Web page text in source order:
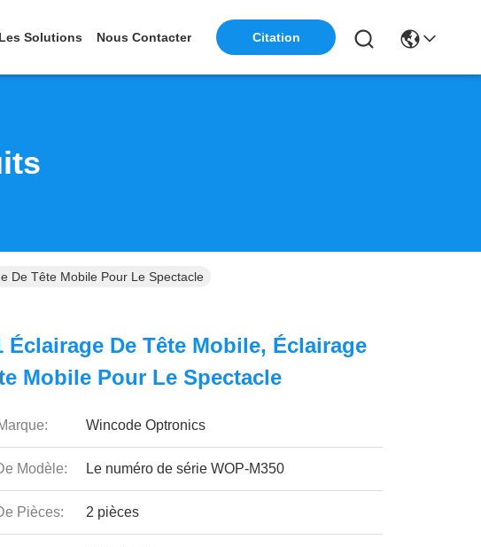
Les Solutions Nous Contacter Citation
De Tête Mobile Pour Le Spectacle
Éclairage De Tête Mobile, Éclairage
Mobile Pour Le Spectacle
Wincode Optronics
Modèle: Le numéro de série WOP-M350
Pièces: 2 pièces